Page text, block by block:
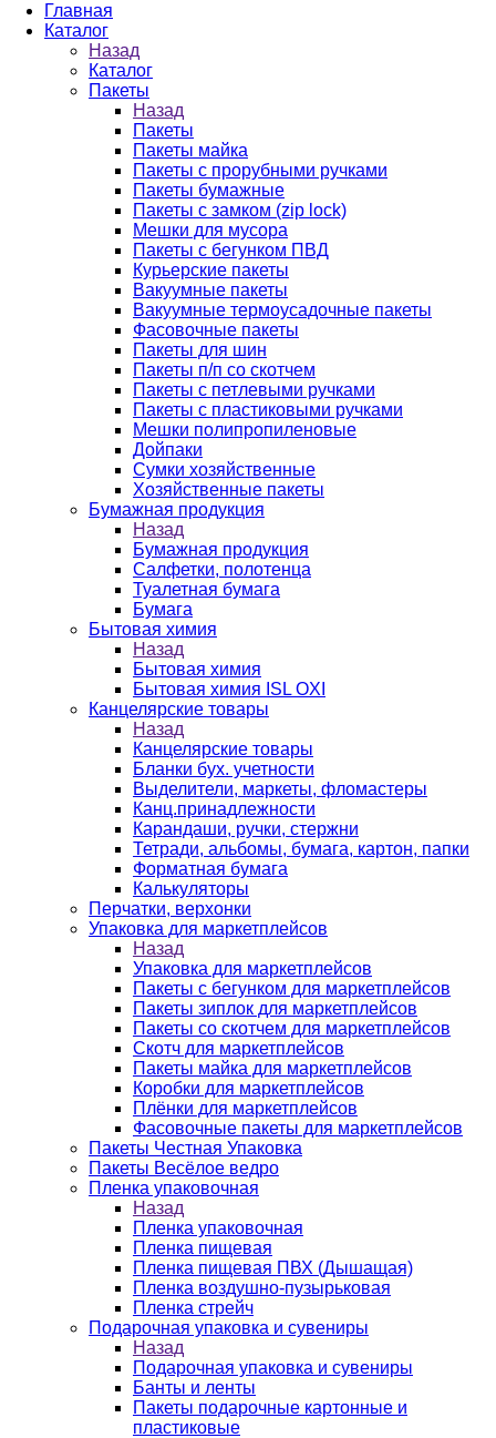
Главная
Каталог
Назад
Каталог
Пакеты
Назад
Пакеты
Пакеты майка
Пакеты с прорубными ручками
Пакеты бумажные
Пакеты с замком (zip lock)
Мешки для мусора
Пакеты с бегунком ПВД
Курьерские пакеты
Вакуумные пакеты
Вакуумные термоусадочные пакеты
Фасовочные пакеты
Пакеты для шин
Пакеты п/п со скотчем
Пакеты с петлевыми ручками
Пакеты с пластиковыми ручками
Мешки полипропиленовые
Дойпаки
Сумки хозяйственные
Хозяйственные пакеты
Бумажная продукция
Назад
Бумажная продукция
Салфетки, полотенца
Туалетная бумага
Бумага
Бытовая химия
Назад
Бытовая химия
Бытовая химия ISL OXI
Канцелярские товары
Назад
Канцелярские товары
Бланки бух. учетности
Выделители, маркеты, фломастеры
Канц.принадлежности
Карандаши, ручки, стержни
Тетради, альбомы, бумага, картон, папки
Форматная бумага
Калькуляторы
Перчатки, верхонки
Упаковка для маркетплейсов
Назад
Упаковка для маркетплейсов
Пакеты с бегунком для маркетплейсов
Пакеты зиплок для маркетплейсов
Пакеты со скотчем для маркетплейсов
Скотч для маркетплейсов
Пакеты майка для маркетплейсов
Коробки для маркетплейсов
Плёнки для маркетплейсов
Фасовочные пакеты для маркетплейсов
Пакеты Честная Упаковка
Пакеты Весёлое ведро
Пленка упаковочная
Назад
Пленка упаковочная
Пленка пищевая
Пленка пищевая ПВХ (Дышащая)
Пленка воздушно-пузырьковая
Пленка стрейч
Подарочная упаковка и сувениры
Назад
Подарочная упаковка и сувениры
Банты и ленты
Пакеты подарочные картонные и
пластиковые